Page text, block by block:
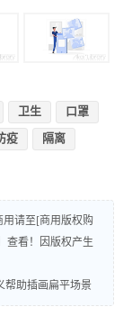
卫生 口罩
疫 隔离
用请至[商用版权购
查看！因版权产生
帮助插画扁平场景